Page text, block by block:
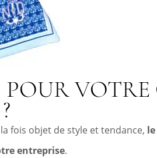
la fois objet de style et tendance,
entreprise.